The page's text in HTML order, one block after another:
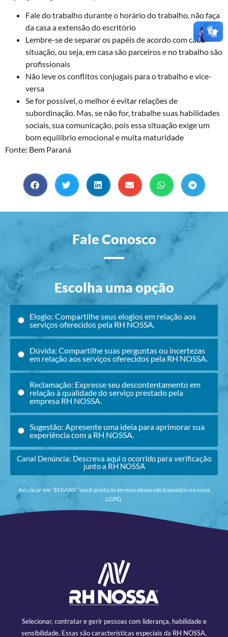
Fale do trabalho durante o horário do trabalho, não faça
da casa a extensão do escritório
Lembre-se de separar os papéis de acordo com cada
situação, ou seja, em casa são parceiros e no trabalho são
profissionais
Não leve os conflitos conjugais para o trabalho e vice-
versa
Se for possível, o melhor é evitar relações de
subordinação. Mas, se não for, trabalhe suas habilidades
sociais, sua comunicação, pois essa situação exige um
bom equilíbrio emocional e muita maturidade
Fonte: Bem Paraná
Fale Conosco
Escolha uma opção
Elogio: Compartilhe seus elogios em relação aos
serviços oferecidos pela RH NOSSA.
Dúvida: Compartilhe suas perguntas ou incertezas
em relação aos serviços oferecidos pela RH NOSSA.
Reclamação: Expresse seu descontentamento em
relação à qualidade do serviço prestado pela
empresa RH NOSSA.
Sugestão: Apresente uma ideia para aprimorar sua
experiência com a RH NOSSA.
Canal Denúncia: Descreva aqui o ocorrido para verificação
junto a RH NOSSA
Ao clicar em “ENVIAR” você aceita os termos desse site baseados na nova
LGPD.
Selecionar, contratar e gerir pessoas com liderança, habilidade e
sensibilidade. Essas são características especiais da RH NOSSA,